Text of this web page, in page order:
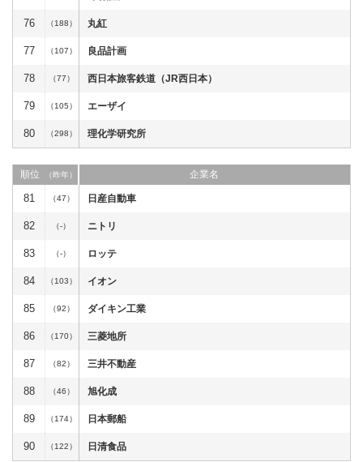
76 （188） 丸紅
77 （107） 良品計画
78 （77） 西日本旅客鉄道（JR西日本）
79 （105） エーザイ
80 （298） 理化学研究所
順位 （昨年） 企業名
81 （47） 日産自動車
82 （-） ニトリ
83 （-） ロッテ
84 （103） イオン
85 （92） ダイキン工業
86 （170） 三菱地所
87 （82） 三井不動産
88 （46） 旭化成
89 （174） 日本郵船
90 （122） 日清食品